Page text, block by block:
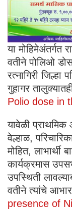
या मोहिमेअंतर्गत
वतीने पोलिओ
रत्नागिरी जिल्हा
गुहागर
Polio dose in
यावेळी
वेल्हाळ,
मोहित,
कार्यक्रमास
उपस्थिती
वतीने त्यांचे
presence of